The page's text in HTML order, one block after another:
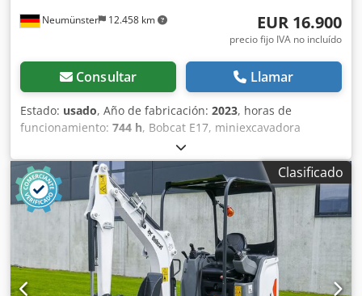
Neumünster 12.458 km EUR 16.900
precio fijo IVA no incluído
Consultar Llamar
Estado: usado, Año de fabricación: 2023, horas de
funcionamiento: 744 h, Bobcat E17, miniexcavadora
fabricada en 2023, con solo 744 horas de uso y equipada
con 4 cucharones. ---- * Fabricante: Bobcat * Modelo: E17 *
Año de fabricación: 2023 * Horas de uso registradas:
aproximadamente 744 * Incluye: 4 cucharones *
Acoplamiento rápido * Cabina completa * Tren de rodaje
con ancho ajustable * Peso operativo: 1.711 kg * Motor
diésel Kubota * Precio: 16.900 euros, neto + 19% de IVA ----
Para cualquier consulta, por favor, llame a: Codpfjzp Ayvex
Am Rsrf Erik Kortum: WhatsApp ?Toda la información se
Clasificado